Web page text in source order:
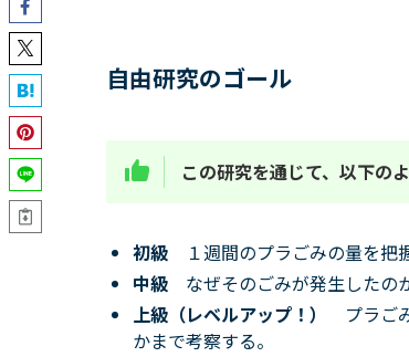
自由研究のゴール
この研究を通じて、以下の
初級
１週間のプラごみの量を把
中級 なぜそのごみが発生したの
上級（レベルアップ！） プラご
かまで考察する。